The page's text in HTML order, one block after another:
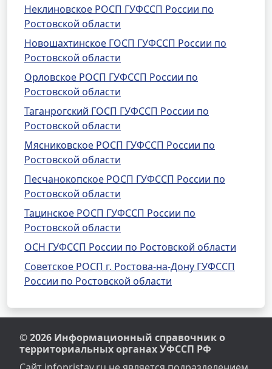
Неклиновское РОСП ГУФССП России по
Ростовской области
Новошахтинское ГОСП ГУФССП России по
Ростовской области
Орловское РОСП ГУФССП России по
Ростовской области
Таганрогский ГОСП ГУФССП России по
Ростовской области
Мясниковское РОСП ГУФССП России по
Ростовской области
Песчанокопское РОСП ГУФССП России по
Ростовской области
Тацинское РОСП ГУФССП России по
Ростовской области
ОСН ГУФССП России по Ростовской области
Советское РОСП г. Ростова-на-Дону ГУФССП
России по Ростовской области
© 2026 Информационный справочник о
территориальных органах УФССП РФ